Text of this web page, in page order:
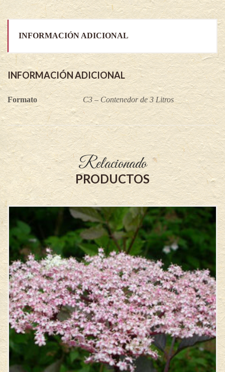
INFORMACIÓN ADICIONAL
INFORMACIÓN ADICIONAL
Formato C3 – Contenedor de 3 Litros
Relacionado
PRODUCTOS